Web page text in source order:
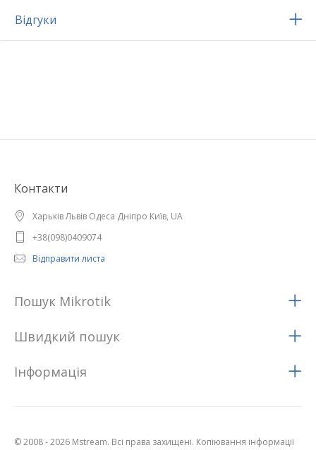
Відгуки
Контакти
Харьків Львів Одеса Дніпро Київ, UA
+38(098)0409074
Відправити листа
Пошук Mikrotik
Швидкий пошук
Iнформацiя
© 2008 - 2026 Mstream. Всі права захищені. Копіювання інформації